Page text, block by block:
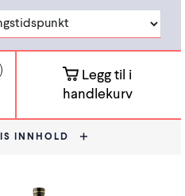
handlekurv
INNHOLD